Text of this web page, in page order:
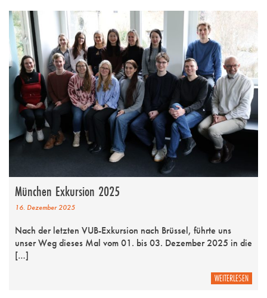
München Exkursion 2025
16. Dezember 2025
Nach der letzten VUB-Exkursion nach Brüssel, führte uns
unser Weg dieses Mal vom 01. bis 03. Dezember 2025 in die
[…]
WEITERLESEN